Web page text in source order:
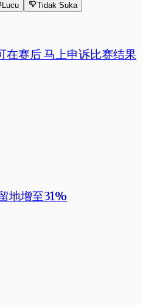
Lucu Tidak Suka
赛后 马上申诉比赛结果
地增至31%